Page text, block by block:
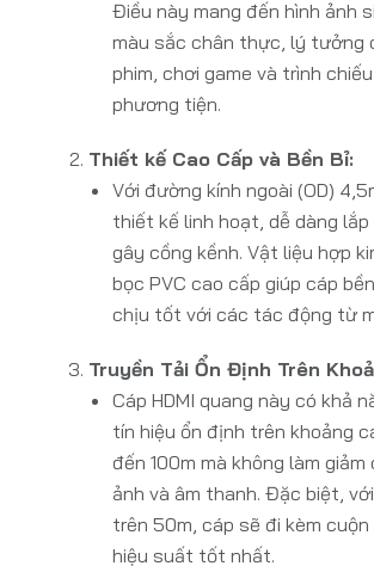
Điều này mang đến hình ảnh
màu sắc chân thực, lý tưởng
phim, chơi game và trình
phương tiện.
Thiết kế Cao Cấp và Bền Bỉ:
Với đường kính ngoài (OD)
thiết kế linh hoạt, dễ dàng
gây cồng kềnh. Vật liệu hợp
bọc PVC cao cấp giúp cáp
chịu tốt với các tác động từ
Truyền Tải Ổn Định Trên
Cáp HDMI quang này có khả
tín hiệu ổn định trên khoảng
đến 100m mà không làm
ảnh và âm thanh. Đặc biệt,
trên 50m, cáp sẽ đi kèm
hiệu suất tốt nhất.